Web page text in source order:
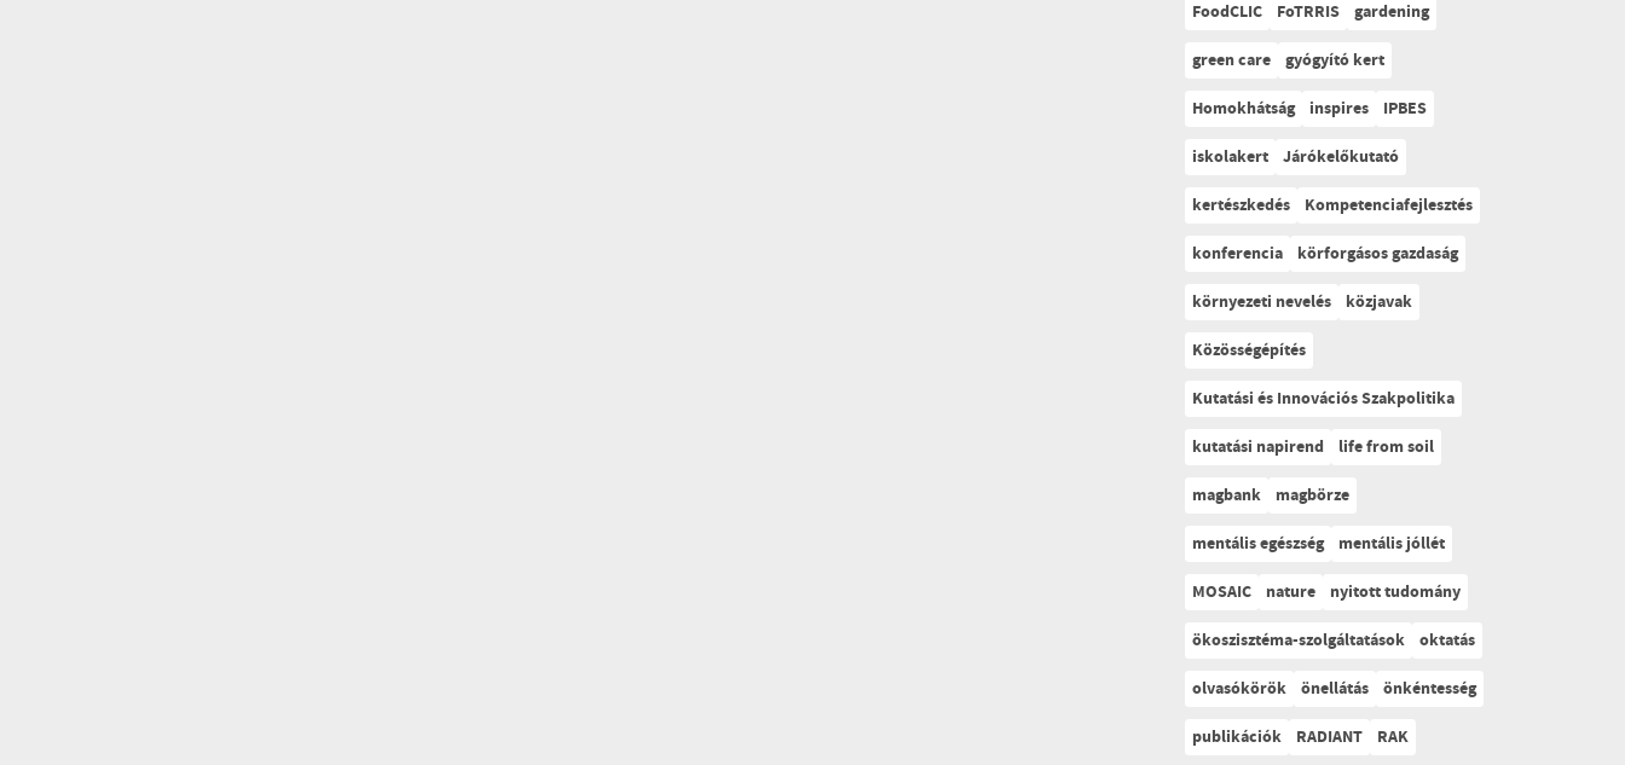
FoodCLIC
FoTRRIS
gardening
green care
gyógyító kert
Homokhátság
inspires
IPBES
iskolakert
Járókelőkutató
kertészkedés
Kompetenciafejlesztés
konferencia
körforgásos gazdaság
környezeti nevelés
közjavak
Közösségépítés
Kutatási és Innovációs Szakpolitika
kutatási napirend
life from soil
magbank
magbörze
mentális egészség
mentális jóllét
MOSAIC
nature
nyitott tudomány
ökoszisztéma-szolgáltatások
oktatás
olvasókörök
önellátás
önkéntesség
publikációk
RADIANT
RAK